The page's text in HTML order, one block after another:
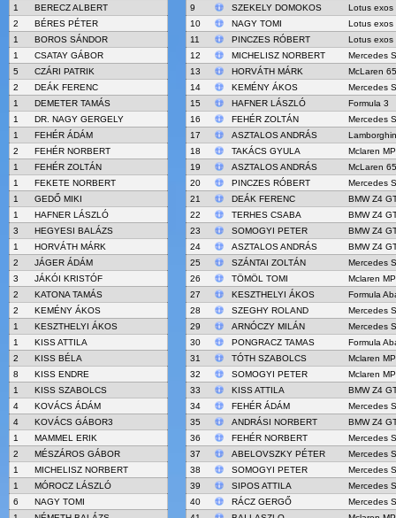
1
BERECZ ALBERT
2
BÉRES PÉTER
1
BOROS SÁNDOR
1
CSATAY GÁBOR
5
CZÁRI PATRIK
2
DEÁK FERENC
1
DEMETER TAMÁS
1
DR. NAGY GERGELY
1
FEHÉR ÁDÁM
2
FEHÉR NORBERT
1
FEHÉR ZOLTÁN
1
FEKETE NORBERT
1
GEDŐ MIKI
1
HAFNER LÁSZLÓ
3
HEGYESI BALÁZS
1
HORVÁTH MÁRK
2
JÁGER ÁDÁM
3
JÁKÓI KRISTÓF
2
KATONA TAMÁS
2
KEMÉNY ÁKOS
1
KESZTHELYI ÁKOS
1
KISS ATTILA
2
KISS BÉLA
8
KISS ENDRE
1
KISS SZABOLCS
4
KOVÁCS ÁDÁM
4
KOVÁCS GÁBOR3
1
MAMMEL ERIK
2
MÉSZÁROS GÁBOR
1
MICHELISZ NORBERT
1
MÓROCZ LÁSZLÓ
6
NAGY TOMI
9
SZEKELY DOMOKOS
Lotus exos
10
NAGY TOMI
Lotus exos
11
PINCZES RÓBERT
Lotus exos
12
MICHELISZ NORBERT
Mercedes
13
HORVÁTH MÁRK
McLaren
14
KEMÉNY ÁKOS
Mercedes
15
HAFNER LÁSZLÓ
Formula 3
16
FEHÉR ZOLTÁN
Mercedes
17
ASZTALOS ANDRÁS
18
TAKÁCS GYULA
Mclaren
19
ASZTALOS ANDRÁS
McLaren
20
PINCZES RÓBERT
Mercedes
21
DEÁK FERENC
BMW Z4
22
TERHES CSABA
BMW Z4
23
SOMOGYI PETER
BMW Z4
24
ASZTALOS ANDRÁS
BMW Z4
25
SZÁNTAI ZOLTÁN
Mercedes
26
TÖMÖL TOMI
Mclaren
27
KESZTHELYI ÁKOS
Formula
28
SZEGHY ROLAND
Mercedes
29
ARNÓCZY MILÁN
Mercedes
30
PONGRACZ TAMAS
Formula
31
TÓTH SZABOLCS
Mclaren
32
SOMOGYI PETER
Mclaren
33
KISS ATTILA
BMW Z4
34
FEHÉR ÁDÁM
Mercedes
35
ANDRÁSI NORBERT
BMW Z4
36
FEHÉR NORBERT
Mercedes
37
ABELOVSZKY PÉTER
Mercedes
38
SOMOGYI PETER
Mercedes
39
SIPOS ATTILA
Mercedes
40
RÁCZ GERGŐ
Mercedes